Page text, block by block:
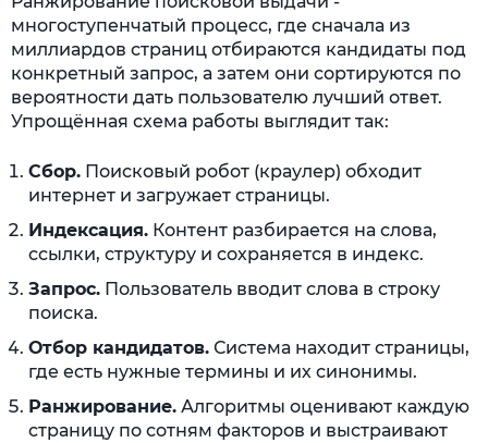
многоступенчатый процесс, где сначала из
миллиардов страниц отбираются кандидаты под
конкретный запрос, а затем они сортируются по
вероятности дать пользователю лучший ответ.
Упрощённая схема работы выглядит так:
Сбор. Поисковый робот (краулер) обходит
интернет и загружает страницы.
Индексация. Контент разбирается на слова,
ссылки, структуру и сохраняется в индекс.
Запрос. Пользователь вводит слова в строку
поиска.
Отбор кандидатов. Система находит страницы,
где есть нужные термины и их синонимы.
Ранжирование. Алгоритмы оценивают каждую
страницу по сотням факторов и выстраивают